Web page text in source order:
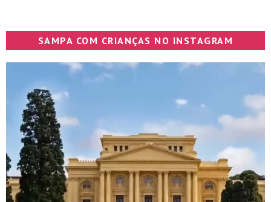
SAMPA COM CRIANÇAS NO INSTAGRAM